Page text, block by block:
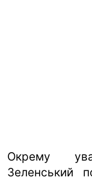
Окрему
Зеленський